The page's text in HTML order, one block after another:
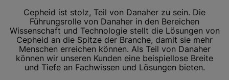
Cepheid ist stolz, Teil von Danaher zu sein. Die
Führungsrolle von Danaher in den Bereichen
Wissenschaft und Technologie stellt die Lösungen von
Cepheid an die Spitze der Branche, damit sie mehr
Menschen erreichen können. Als Teil von Danaher
können wir unseren Kunden eine beispiellose Breite
und Tiefe an Fachwissen und Lösungen bieten.